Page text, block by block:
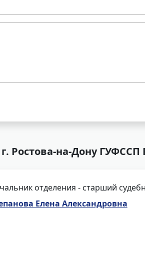
Ростова-на-Дону ГУФССП
отделения - старший
Елена Александровна